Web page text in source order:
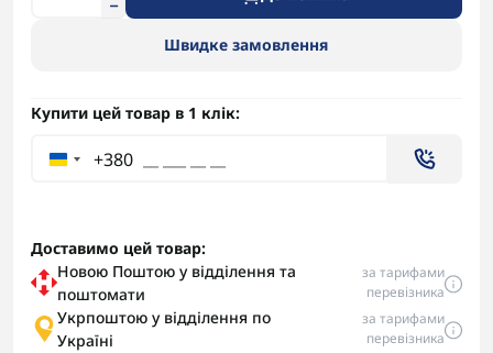
Швидке замовлення
Купити цей товар в 1 клік:
+380
Доставимо цей товар:
Новою Поштою у відділення та
поштомати
за тарифами
перевізника
Укрпоштою у відділення по
Україні
за тарифами
перевізника